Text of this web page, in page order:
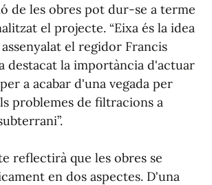
de les obres pot dur-se a terme
el projecte. “Eixa és la idea
el regidor Francis
destacat la importància d'actuar
a acabar d'una vegada per
problemes de filtracions a
reflectirà que les obres se
en dos aspectes. D'una